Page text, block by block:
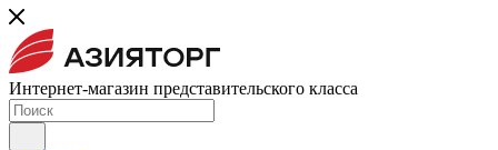
Интернет-магазин представительского класса